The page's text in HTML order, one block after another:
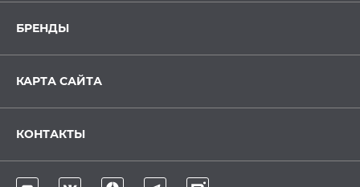
БРЕНДЫ
КАРТА САЙТА
КОНТАКТЫ